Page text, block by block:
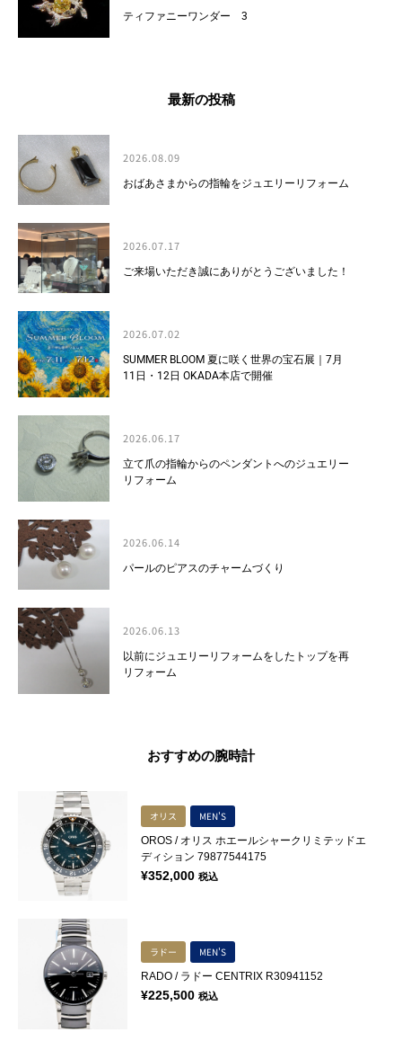
ティファニーワンダー 3
最新の投稿
2026.08.09
おばあさまからの指輪をジュエリーリフォーム
2026.07.17
ご来場いただき誠にありがとうございました！
2026.07.02
SUMMER BLOOM 夏に咲く世界の宝石展｜7月
11日・12日 OKADA本店で開催
2026.06.17
立て爪の指輪からのペンダントへのジュエリー
リフォーム
2026.06.14
パールのピアスのチャームづくり
2026.06.13
以前にジュエリーリフォームをしたトップを再
リフォーム
おすすめの腕時計
オリス MEN'S
OROS / オリス ホエールシャークリミテッドエ
ディション 79877544175
¥352,000 税込
ラドー MEN'S
RADO / ラドー CENTRIX R30941152
¥225,500 税込